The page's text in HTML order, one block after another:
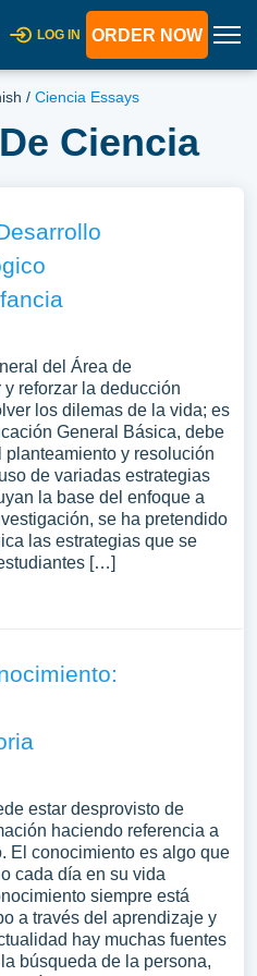
LOG IN ORDER NOW
/ Ciencia Essays
Ciencia
del Área de
reforzar la deducción
los dilemas de la vida; es
General Básica, debe
y resolución
de variadas estrategias
la base del enfoque a
se ha pretendido
las estrategias que se
[…]
estar desprovisto de
haciendo referencia a
El conocimiento es algo que
cada día en su vida
siempre está
a través del aprendizaje y
hay muchas fuentes
búsqueda de la persona,